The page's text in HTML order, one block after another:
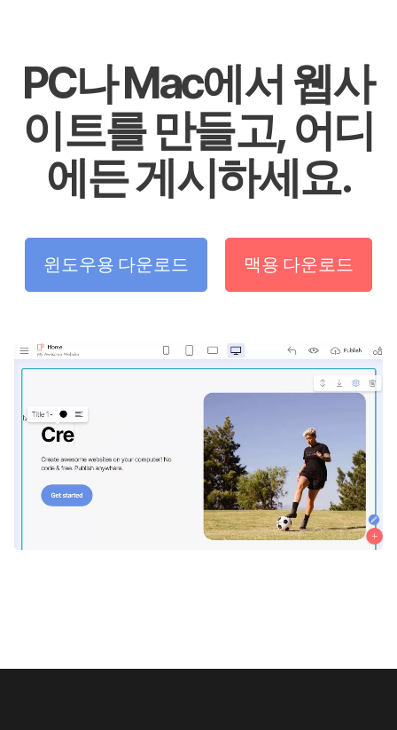
PC나 Mac에서 웹사
이트를 만들고, 어디
에든 게시하세요.
윈도우용 다운로드 맥용 다운로드